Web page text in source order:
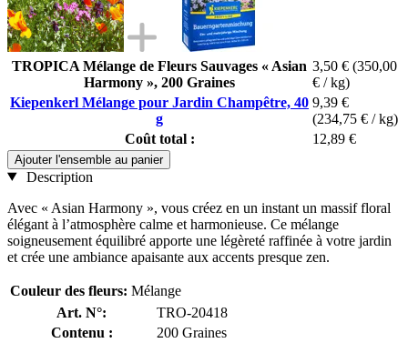
TROPICA Mélange de Fleurs Sauvages « Asian
Harmony », 200 Graines
3,50 € (350,00
€ / kg)
Kiepenkerl Mélange pour Jardin Champêtre, 40
g
9,39 €
(234,75 € / kg)
Coût total :
12,89 €
Ajouter l'ensemble au panier
Description
Avec « Asian Harmony », vous créez en un instant un massif floral
élégant à l’atmosphère calme et harmonieuse. Ce mélange
soigneusement équilibré apporte une légèreté raffinée à votre jardin
et crée une ambiance apaisante aux accents presque zen.
Couleur des fleurs: Mélange
Art. N°:
TRO-20418
Contenu :
200 Graines